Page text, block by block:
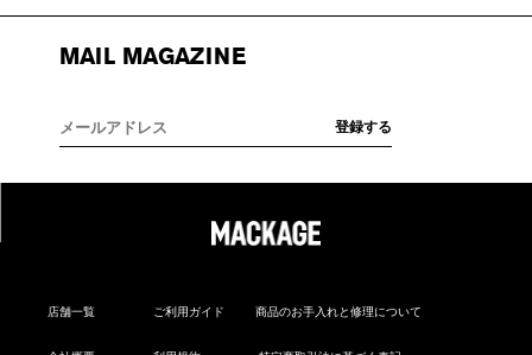
MAIL MAGAZINE
店舗一覧 ご利用ガイド 商品のお手入れと修理について